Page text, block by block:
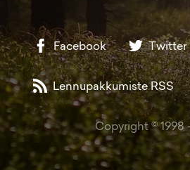
Facebook Twitter
Lennupakkumiste RSS
Copyright © 1998